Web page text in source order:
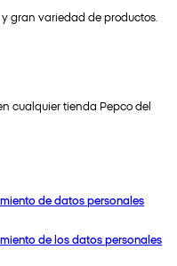
gran variedad de productos.
cualquier tienda Pepco del
de datos personales
de los datos personales